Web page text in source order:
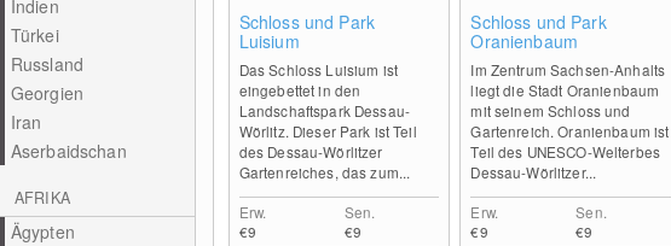
Indien
Türkei
Russland
Georgien
Iran
Aserbaidschan
AFRIKA
Ägypten
Schloss und Park
Luisium
Das Schloss Luisium ist
eingebettet in den
Landschaftspark Dessau-
Wörlitz. Dieser Park ist Teil
des Dessau-Wörlitzer
Gartenreiches, das zum...
Erw.
€9
Sen.
€9
Schloss und Park
Oranienbaum
Im Zentrum Sachsen-Anhalts
liegt die Stadt Oranienbaum
mit seinem Schloss und
Gartenreich. Oranienbaum ist
Teil des UNESCO-Welterbes
Dessau-Wörlitzer...
Erw.
€9
Sen.
€9